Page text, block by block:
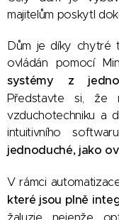
majitelům poskytl
Dům je díky chytré
ovládán pomocí
systémy z
Představte si, že
vzduchotechniku a
intuitivního
jednoduché, jako
V rámci
které jsou plně
žaluzie nejenže